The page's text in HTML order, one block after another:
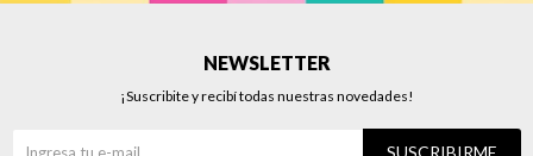
NEWSLETTER
¡Suscribite y recibí todas nuestras novedades!
SUSCRIBIRME